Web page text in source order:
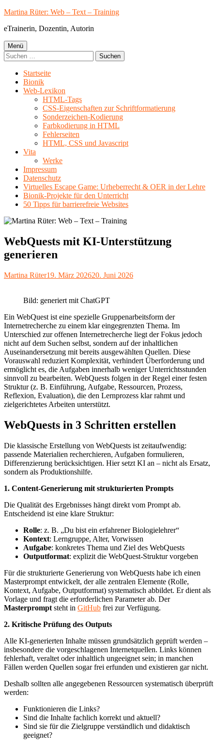
Springe
Inhalt
Martina Rüter: Web – Text – Training
eTrainerin, Dozentin, Autorin
Primäres
Menü
Menü
Suchen
nach:
Startseite
Bionik
Web-Lexikon
HTML-Tags
CSS-Eigenschaften zur Schriftformatierung
Sonderzeichen-Kodierung
Farbkodierung in HTML
Fehlerseiten
HTML, CSS und Javascript
Vita
Werke
Impressum
Datenschutz
Virtuelles Escape Game: Urheberrecht & OER in der Lehre
Bionik-Projekte für den Unterricht
50 Tipps für barrierefreie Websites
WebQuests mit KI-Unterstützung
generieren
Autor
Martina RüterVeröffentlicht
19. März 202620. Juni 2026
Bild: generiert mit ChatGPT
Ein WebQuest ist eine spezielle Gruppenarbeitsform der
Internetrecherche zu einem klar eingegrenzten Thema. Im
Unterschied zur offenen Internetrecherche liegt der Fokus jedoch
nicht auf dem Suchen selbst, sondern auf der inhaltlichen
Auseinandersetzung mit bereits ausgewählten Quellen. Diese
Vorauswahl reduziert Komplexität, verhindert Überforderung und
ermöglicht es, die Aufgaben innerhalb weniger Unterrichtsstunden
sinnvoll zu bearbeiten. WebQuests folgen in der Regel einer festen
Struktur (z. B. Einführung, Aufgabe, Ressourcen, Prozess,
Reflexion, Evaluation), die den Lernprozess klar rahmt und
zielgerichtetes Arbeiten unterstützt.
WebQuests in 3 Schritten erstellen
Die klassische Erstellung von WebQuests ist zeitaufwendig:
passende Materialien recherchieren, Aufgaben formulieren,
Differenzierung berücksichtigen. Hier setzt KI an – nicht als Ersatz,
sondern als Produktionshilfe.
1. Content-Generierung mit strukturierten Prompts
Die Qualität des Ergebnisses hängt direkt vom Prompt ab.
Entscheidend ist eine klare Struktur:
Rolle: z. B. „Du bist ein erfahrener Biologielehrer“
Kontext: Lerngruppe, Alter, Vorwissen
Aufgabe: konkretes Thema und Ziel des WebQuests
Outputformat: explizit die WebQuest-Struktur vorgeben
Für die strukturierte Generierung von WebQuests habe ich einen
Masterprompt entwickelt, der alle zentralen Elemente (Rolle,
Kontext, Aufgabe, Outputformat) systematisch abbildet. Er dient als
Vorlage und fragt die erforderlichen Parameter ab. Der
Masterprompt steht in GitHub frei zur Verfügung.
2. Kritische Prüfung des Outputs
Alle KI-generierten Inhalte müssen grundsätzlich geprüft werden –
insbesondere die vorgeschlagenen Internetquellen. Links können
fehlerhaft, veraltet oder inhaltlich ungeeignet sein; in manchen
Fällen werden Quellen sogar frei erfunden und existieren gar nicht.
Deshalb sollten alle angegebenen Ressourcen systematisch überprüft
werden:
Funktionieren die Links?
Sind die Inhalte fachlich korrekt und aktuell?
Sind sie für die Zielgruppe verständlich und didaktisch
geeignet?